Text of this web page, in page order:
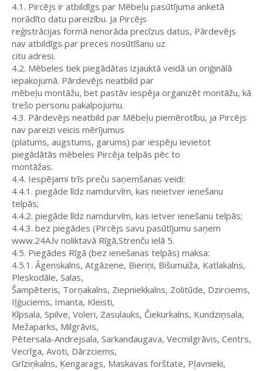
4.1. Pircējs ir atbildīgs par Mēbeļu pasūtījuma anketā
norādīto datu pareizību. Ja Pircējs
reģistrācijas formā nenorāda precīzus datus, Pārdevējs
nav atbildīgs par preces nosūtīšanu uz
citu adresi.
4.2. Mēbeles tiek piegādātas izjauktā veidā un oriģinālā
iepakojumā. Pārdevējs neatbild par
mēbeļu montāžu, bet pastāv iespēja organizēt montāžu, kā
trešo personu pakalpojumu.
4.3. Pārdevējs neatbild par Mēbeļu piemērotību, ja Pircējs
nav pareizi veicis mērījumus
(platums, augstums, garums) par iespēju ievietot
piegādātās mēbeles Pircēja telpās pēc to
montāžas.
4.4. Iespējami trīs preču saņemšanas veidi:
4.4.1. piegāde līdz namdurvīm, kas neietver ienešanu
telpās;
4.4.2. piegāde līdz namdurvīm, kas ietver ienešanu telpās;
4.4.3. bez piegādes (Pircējs savu pasūtījumu saņem
www.24A.lv noliktavā Rīgā,Strenču ielā 5.
4.5. Piegādes Rīgā (bez ienešanas telpās) maksa:
4.5.1. Āgenskalns, Atgāzene, Bieriņi, Bišumuiža, Katlakalns,
Pleskodāle, Salas,
Šampēteris, Torņakalns, Ziepniekkalns, Zolitūde, Dzirciems,
Iļģuciems, Imanta, Kleisti,
Ķīpsala, Spilve, Voleri, Zasulauks, Čiekurkalns, Kundziņsala,
Mežaparks, Milgrāvis,
Pētersala-Andrejsala, Sarkandaugava, Vecmilgrāvis, Centrs,
Vecrīga, Avoti, Dārzciems,
Grīziņkalns, Ķengarags, Maskavas forštate, Pļavnieki,